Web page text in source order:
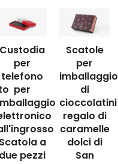
Custodia
per
telefono
per
Scatola a
due pezzi
Scatole
per
imballaggio
di
cioccolatini
regalo di
caramelle
dolci di
San